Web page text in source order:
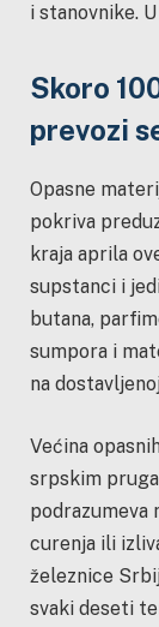
i stanovnike.
Skoro
prevozi
Opasne
pokriva
kraja aprila
supstanci i
butana,
sumpora i
na
Većina
srpskim
podrazumeva
curenja ili
železnice
svaki deseti